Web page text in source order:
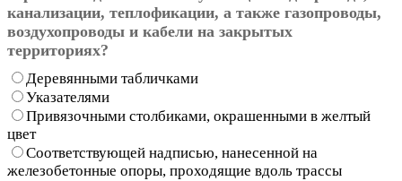
канализации, теплофикации, а также газопроводы,
воздухопроводы и кабели на закрытых
территориях?
Деревянными табличками
Указателями
Привязочными столбиками, окрашенными в желтый
цвет
Соответствующей надписью, нанесенной на
железобетонные опоры, проходящие вдоль трассы